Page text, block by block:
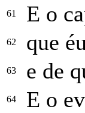
61 E o
62 que
63 e de
64 E o